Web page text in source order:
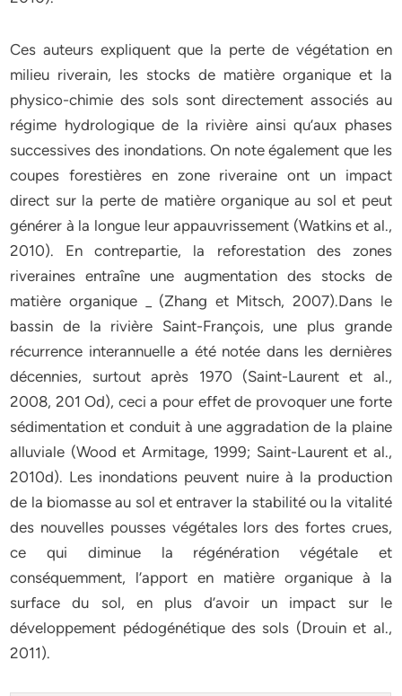
Ces auteurs expliquent que la perte de végétation en
milieu riverain, les stocks de matière organique et la
physico-chimie des sols sont directement associés au
régime hydrologique de la rivière ainsi qu’aux phases
successives des inondations. On note également que les
coupes forestières en zone riveraine ont un impact
direct sur la perte de matière organique au sol et peut
générer à la longue leur appauvrissement (Watkins et al.,
2010). En contrepartie, la reforestation des zones
riveraines entraîne une augmentation des stocks de
matière organique _ (Zhang et Mitsch, 2007).Dans le
bassin de la rivière Saint-François, une plus grande
récurrence interannuelle a été notée dans les dernières
décennies, surtout après 1970 (Saint-Laurent et al.,
2008, 201 Od), ceci a pour effet de provoquer une forte
sédimentation et conduit à une aggradation de la plaine
alluviale (Wood et Armitage, 1999; Saint-Laurent et al.,
2010d). Les inondations peuvent nuire à la production
de la biomasse au sol et entraver la stabilité ou la vitalité
des nouvelles pousses végétales lors des fortes crues,
ce qui diminue la régénération végétale et
conséquemment, l’apport en matière organique à la
surface du sol, en plus d’avoir un impact sur le
développement pédogénétique des sols (Drouin et al.,
2011).